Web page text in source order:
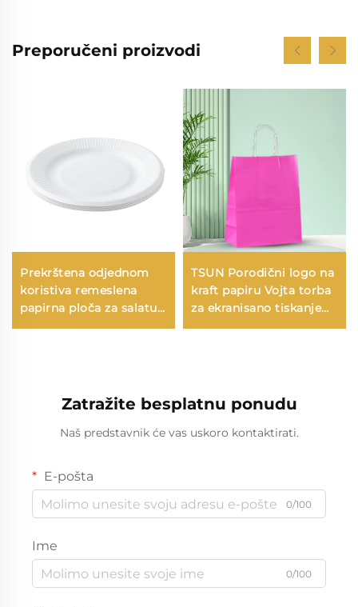
Preporučeni proizvodi
Prekrštena odjednom
koristiva remeslena
papirna ploča za salatu
Šalice Snack Sushi Pizza
TSUN Porodični logo na
kraft papiru Vojta torba
za ekranisano tiskanje
na površini Nova
Štapci
Zatražite besplatnu ponudu
Naš predstavnik će vas uskoro kontaktirati.
E-pošta
0/100
Ime
0/100